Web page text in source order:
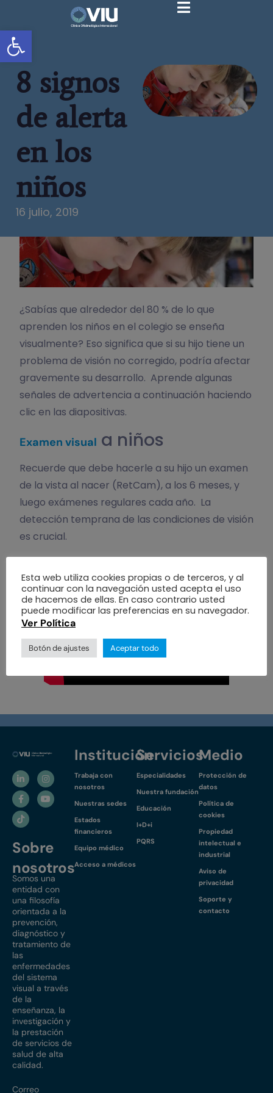
Abrir barra de herramientas
8 signos
de alerta
en los
niños
16 julio, 2019
¿Sabías que alrededor del 80 % de lo que
aprenden los niños en el colegio se enseña
visualmente? Eso significa que si su hijo tiene un
problema de visión no corregido, podría afectar
gravemente su desarrollo. Aprende algunas
señales de advertencia a continuación haciendo
clic en las diapositivas.
Examen visual a niños
Recuerde que debe hacerle a su hijo un examen
de la vista al nacer (RetCam), a los 6 meses, y
luego exámenes regulares cada año. La
detección temprana de las condiciones de visión
es crucial.
aquí.
Sobre
nosotros
Somos una
entidad con
una filosofía
orientada a la
prevención,
diagnóstico y
tratamiento de
las
enfermedades
del sistema
visual a través
de la
enseñanza, la
investigación y
la prestación
de servicios de
salud de alta
calidad.
Correo
Institución
Trabaja con
nosotros
Nuestras sedes
Estados
financieros
Equipo médico
Acceso a médicos
Servicios
Especialidades
Nuestra fundación
Educación
I+D+i
PQRS
Medio
Protección de
datos
Política de
cookies
Propiedad
intelectual e
industrial
Aviso de
privacidad
Soporte y
contacto
Esta web utiliza cookies propias o de terceros, y al
continuar con la navegación usted acepta el uso
de hacemos de ellas. En caso contrario usted
puede modificar las preferencias en su navegador.
Ver Política
Botón de ajustes Aceptar todo